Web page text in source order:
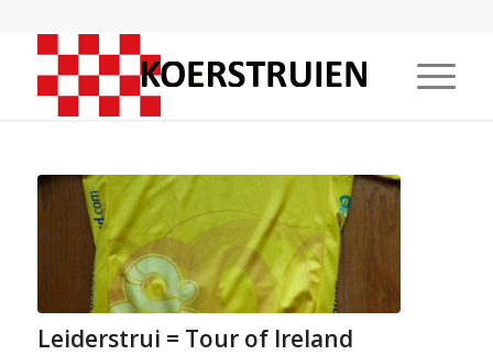
Leiderstrui = Tour of Ireland